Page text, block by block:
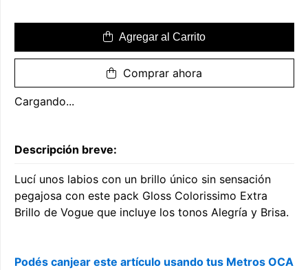
Agregar al Carrito
Comprar ahora
Cargando...
Descripción breve:
Lucí unos labios con un brillo único sin sensación
pegajosa con este pack Gloss Colorissimo Extra
Brillo de Vogue que incluye los tonos Alegría y Brisa.
Podés canjear este artículo usando tus Metros OCA